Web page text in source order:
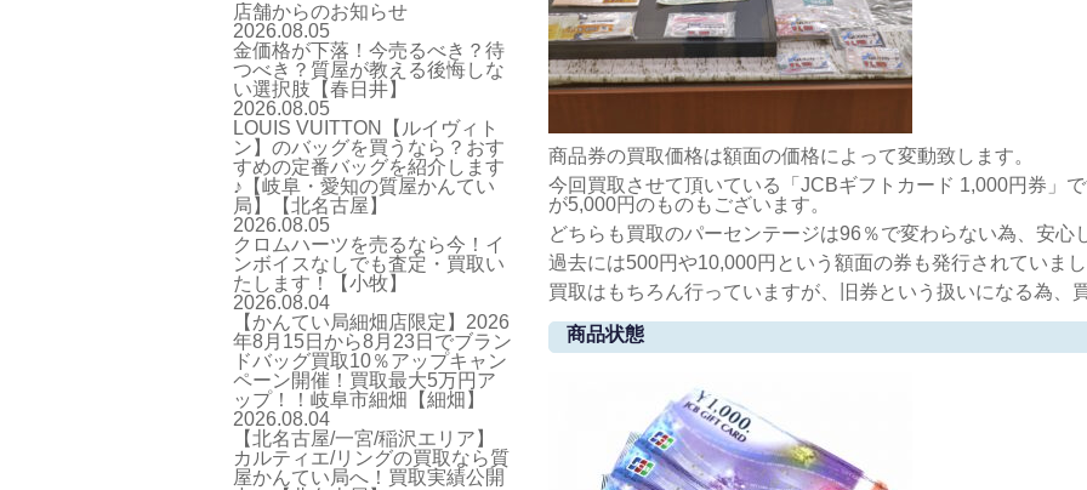
商品券の買取価格は額面の価格によって変動致します。
今回買取させて頂いている「JCBギフトカード 1,000円券」
が5,000円のものもございます。
どちらも買取のパーセンテージは96％で変わらない為、安心
過去には500円や10,000円という額面の券も発行されていまし
買取はもちろん行っていますが、旧券という扱いになる為、
商品状態
店舗からのお知らせ
2026.08.05
金価格が下落！今売るべき？待
つべき？質屋が教える後悔しな
い選択肢【春日井】
2026.08.05
LOUIS VUITTON【ルイヴィト
ン】のバッグを買うなら？おす
すめの定番バッグを紹介します
♪【岐阜・愛知の質屋かんてい
局】【北名古屋】
2026.08.05
クロムハーツを売るなら今！イ
ンボイスなしでも査定・買取い
たします！【小牧】
2026.08.04
【かんてい局細畑店限定】2026
年8月15日から8月23日でブラン
ドバッグ買取10％アップキャン
ペーン開催！買取最大5万円ア
ップ！！岐阜市細畑【細畑】
2026.08.04
【北名古屋/一宮/稲沢エリア】
カルティエ/リングの買取なら質
屋かんてい局へ！買取実績公開